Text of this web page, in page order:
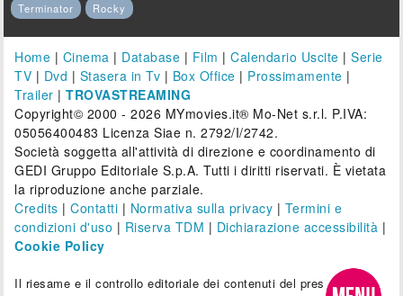
Terminator
Rocky
Home | Cinema | Database | Film |Calendario Uscite |Serie
TV | Dvd | Stasera in Tv | Box Office | Prossimamente |
Trailer |TROVASTREAMING
Copyright© 2000 - 2026 MYmovies.it® Mo-Net s.r.l. P.IVA:
05056400483 Licenza Siae n. 2792/I/2742.
Società soggetta all'attività di direzione e coordinamento di
GEDI Gruppo Editoriale S.p.A. Tutti i diritti riservati. È vietata
la riproduzione anche parziale.
Credits |Contatti | Normativa sulla privacy | Termini e
condizioni d'uso | Riserva TDM | Dichiarazione accessibilità |
Cookie Policy
Il riesame e il controllo editoriale dei contenuti del presente sito